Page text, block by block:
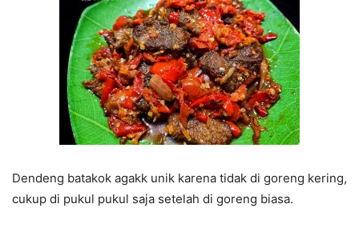
Dendeng batakok agakk unik karena tidak di goreng kering,
cukup di pukul pukul saja setelah di goreng biasa.